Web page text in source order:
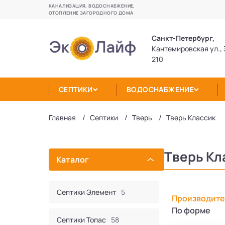
КАНАЛИЗАЦИЯ, ВОДОСНАБЖЕНИЕ,
ОТОПЛЕНИЕ ЗАГОРОДНОГО ДОМА
Санкт-Петербург,
Кантемировская ул.,
210
СЕПТИКИ ВОДОСНАБЖЕНИЕ
Главная Септики Тверь Тверь Классик
Каталог
Септики Элемент 5
Септики Топас 58
Тверь
По форме